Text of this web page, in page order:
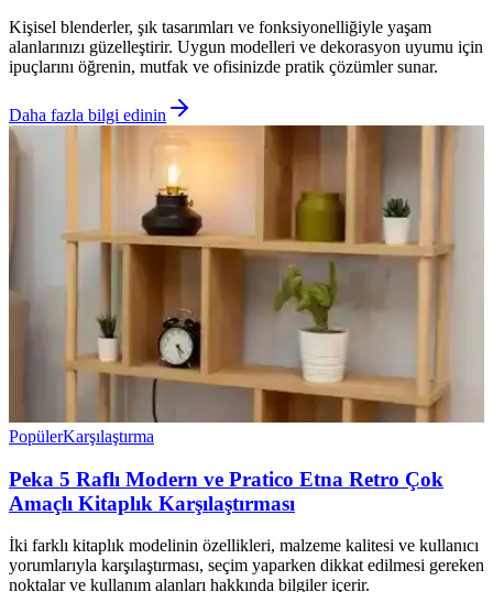
Kişisel blenderler, şık tasarımları ve fonksiyonelliğiyle yaşam
alanlarınızı güzelleştirir. Uygun modelleri ve dekorasyon uyumu için
ipuçlarını öğrenin, mutfak ve ofisinizde pratik çözümler sunar.
Daha fazla bilgi edinin
PopülerKarşılaştırma
Peka 5 Raflı Modern ve Pratico Etna Retro Çok
Amaçlı Kitaplık Karşılaştırması
İki farklı kitaplık modelinin özellikleri, malzeme kalitesi ve kullanıcı
yorumlarıyla karşılaştırması, seçim yaparken dikkat edilmesi gereken
noktalar ve kullanım alanları hakkında bilgiler içerir.